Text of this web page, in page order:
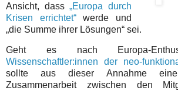
Ansicht, dass„Europa durch
Krisen errichtet“werde und
„die Summe ihrer Lösungen“ sei.
Geht es nach Europa-
Wissenschaftler:innen der neo-
sollte aus dieser Annahme
Zusammenarbeit zwischen den